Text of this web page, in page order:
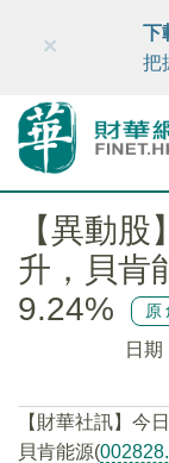
財華智庫網
×
下
把
【異動
升，貝肯
9.24%
原
日期
【財華社訊】今
貝肯能源(